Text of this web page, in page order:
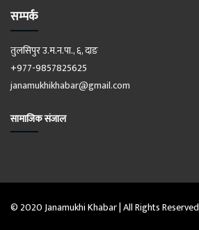
सम्पर्क
तुलसिपुर उ.म.न.पा., ६, दाङ
+977-9857825625
janamukhikhabar@gmail.com
सामाजिक संजाल
© 2020 Janamukhi Khabar | All Rights Reserved